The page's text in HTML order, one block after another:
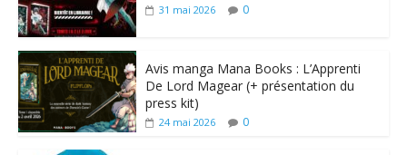
31 mai 2026 0
Avis manga Mana Books : L’Apprenti
De Lord Magear (+ présentation du
press kit)
24 mai 2026 0